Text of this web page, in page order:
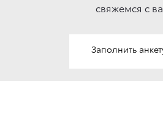
свяжемcя с
Заполнить